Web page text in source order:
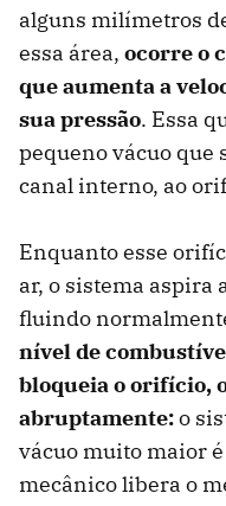
alguns milímetros
essa área, ocorre o
que aumenta a
sua pressão. Essa
pequeno vácuo que
canal interno, ao
Enquanto esse
ar, o sistema aspira
fluindo
nível de
bloqueia o orifício,
abruptamente:o
vácuo muito maior
mecânico libera o